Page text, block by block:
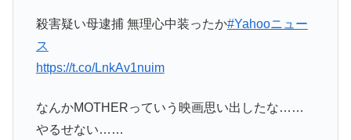
殺害疑い母逮捕 無理心中装ったか#Yahooニュー
ス
https://t.co/LnkAv1nuim
なんかMOTHERっていう映画思い出したな……
やるせない……